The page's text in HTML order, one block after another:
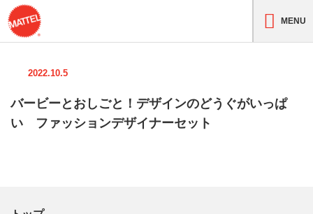
MENU
2022.10.5
バービーとおしごと！デザインのどうぐがいっぱ
い ファッションデザイナーセット